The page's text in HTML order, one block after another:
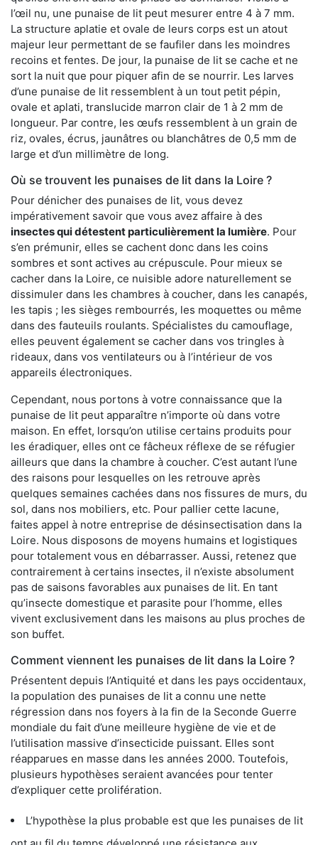
l’œil nu, une punaise de lit peut mesurer entre 4 à 7 mm.
La structure aplatie et ovale de leurs corps est un atout
majeur leur permettant de se faufiler dans les moindres
recoins et fentes. De jour, la punaise de lit se cache et ne
sort la nuit que pour piquer afin de se nourrir. Les larves
d’une punaise de lit ressemblent à un tout petit pépin,
ovale et aplati, translucide marron clair de 1 à 2 mm de
longueur. Par contre, les œufs ressemblent à un grain de
riz, ovales, écrus, jaunâtres ou blanchâtres de 0,5 mm de
large et d’un millimètre de long.
Où se trouvent les punaises de lit dans la Loire ?
Pour dénicher des punaises de lit, vous devez
impérativement savoir que vous avez affaire à des
insectes qui détestent particulièrement la lumière. Pour
s’en prémunir, elles se cachent donc dans les coins
sombres et sont actives au crépuscule. Pour mieux se
cacher dans la Loire, ce nuisible adore naturellement se
dissimuler dans les chambres à coucher, dans les canapés,
les tapis ; les sièges rembourrés, les moquettes ou même
dans des fauteuils roulants. Spécialistes du camouflage,
elles peuvent également se cacher dans vos tringles à
rideaux, dans vos ventilateurs ou à l’intérieur de vos
appareils électroniques.
Cependant, nous portons à votre connaissance que la
punaise de lit peut apparaître n’importe où dans votre
maison. En effet, lorsqu’on utilise certains produits pour
les éradiquer, elles ont ce fâcheux réflexe de se réfugier
ailleurs que dans la chambre à coucher. C’est autant l’une
des raisons pour lesquelles on les retrouve après
quelques semaines cachées dans nos fissures de murs, du
sol, dans nos mobiliers, etc. Pour pallier cette lacune,
faites appel à notre entreprise de désinsectisation dans la
Loire. Nous disposons de moyens humains et logistiques
pour totalement vous en débarrasser. Aussi, retenez que
contrairement à certains insectes, il n’existe absolument
pas de saisons favorables aux punaises de lit. En tant
qu’insecte domestique et parasite pour l’homme, elles
vivent exclusivement dans les maisons au plus proches de
son buffet.
Comment viennent les punaises de lit dans la Loire ?
Présentent depuis l’Antiquité et dans les pays occidentaux,
la population des punaises de lit a connu une nette
régression dans nos foyers à la fin de la Seconde Guerre
mondiale du fait d’une meilleure hygiène de vie et de
l’utilisation massive d’insecticide puissant. Elles sont
réapparues en masse dans les années 2000. Toutefois,
plusieurs hypothèses seraient avancées pour tenter
d’expliquer cette prolifération.
L’hypothèse la plus probable est que les punaises de lit